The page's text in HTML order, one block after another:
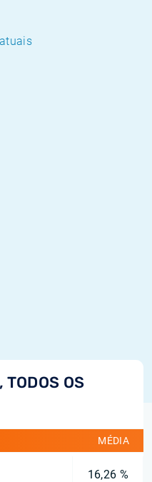
OS
MÉDIA
16,26 %